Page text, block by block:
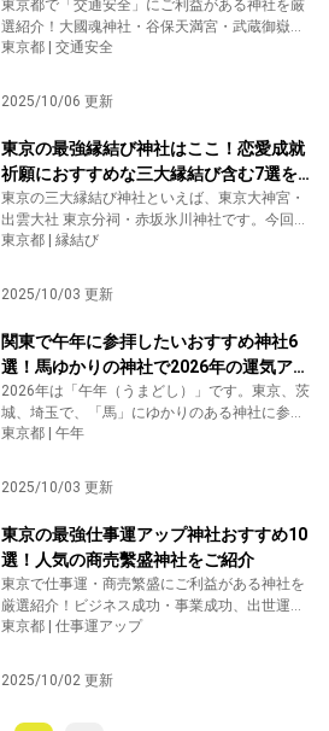
東京都で「交通安全」にご利益がある神社を厳
選紹介！大國魂神社・谷保天満宮・武蔵御嶽神
社など、運転に不安がある方も安心して参拝で
りやすくご紹介します。
東京都 | 交通安全
2025/10/06 更新
東京の最強縁結び神社はここ！恋愛成就
祈願におすすめな三大縁結び含む7選を
ご紹介
東京の三大縁結び神社といえば、東京大神宮・
出雲大社 東京分祠・赤坂氷川神社です。今回は
この3社以外にも定評・人気のある縁結び神社
東京都 | 縁結び
2025/10/03 更新
関東で午年に参拝したいおすすめ神社6
選！馬ゆかりの神社で2026年の運気アッ
プ
2026年は「午年（うまどし）」です。東京、茨
城、埼玉で、「馬」にゆかりのある神社に参拝
してみませんか。初詣にもおすすめ！勝負運や
ん。
東京都 | 午年
2025/10/03 更新
東京の最強仕事運アップ神社おすすめ10
選！人気の商売繫盛神社をご紹介
東京で仕事運・商売繁盛にご利益がある神社を
厳選紹介！ビジネス成功・事業成功、出世運ア
ップを願う方に人気の神社8社を、特徴や由
す。新しい挑戦や転機を迎える方におすすめの
東京都 | 仕事運アップ
2025/10/02 更新